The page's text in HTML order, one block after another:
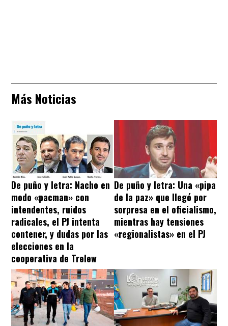
Más Noticias
De puño y letra: Nacho en
modo «pacman» con
intendentes, ruidos
radicales, el PJ intenta
contener, y dudas por las
elecciones en la
cooperativa de Trelew
De puño y letra: Una «pipa
de la paz» que llegó por
sorpresa en el oficialismo,
mientras hay tensiones
«regionalistas» en el PJ